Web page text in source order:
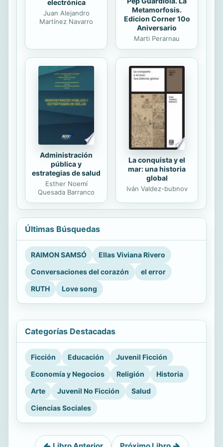
electrónica
Juan Alejandro
Martínez Navarro
Metamorfosis.
Edicion Corner 10o
Aniversario
Marti Perarnau
Administración
pública y
estrategias de salud
Esther Noemí
Quesada Barranco
La conquista y el
mar: una historia
global
Iván Valdez-bubnov
Últimas Búsquedas
RAIMON SAMSÓ
Ellas Viviana Rivero
Conversaciones del corazón
el error
RUTH
Love song
Categorías Destacadas
Ficción Educación
Juvenil Ficción
Economía y Negocios
Religión
Historia
Arte
Juvenil No Ficción
Salud
Ciencias Sociales